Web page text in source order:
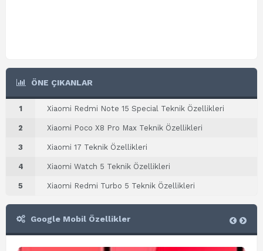
ÖNE ÇIKANLAR
1 Xiaomi Redmi Note 15 Special Teknik Özellikleri
2 Xiaomi Poco X8 Pro Max Teknik Özellikleri
3 Xiaomi 17 Teknik Özellikleri
4 Xiaomi Watch 5 Teknik Özellikleri
5 Xiaomi Redmi Turbo 5 Teknik Özellikleri
Google Mobil Özellikler